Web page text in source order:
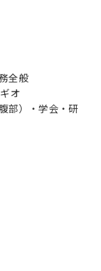
全般
オ
部）・学会・研